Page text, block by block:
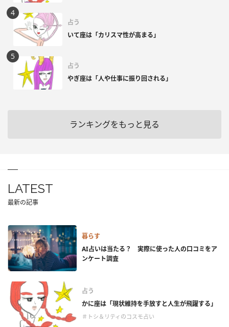
占う
いて座は「カリスマ性が高まる」
占う
やぎ座は「人や仕事に振り回される」
ランキングをもっと見る
LATEST
最新の記事
暮らす
AI占いは当たる？ 実際に使った人の口コミをア
ンケート調査
占う
かに座は「現状維持を手放すと人生が飛躍する」
＃トシ＆リティのコスモ占い